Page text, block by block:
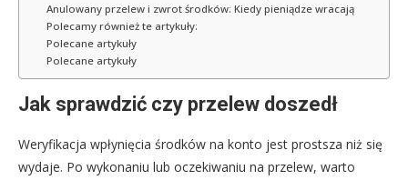
Anulowany przelew i zwrot środków: Kiedy pieniądze wracają
Polecamy również te artykuły:
Polecane artykuły
Polecane artykuły
Jak sprawdzić czy przelew doszedł
Weryfikacja wpłynięcia środków na konto jest prostsza niż się
wydaje. Po wykonaniu lub oczekiwaniu na przelew, warto